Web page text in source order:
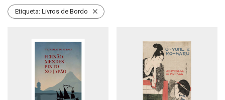
Etiqueta: Livros de Bordo